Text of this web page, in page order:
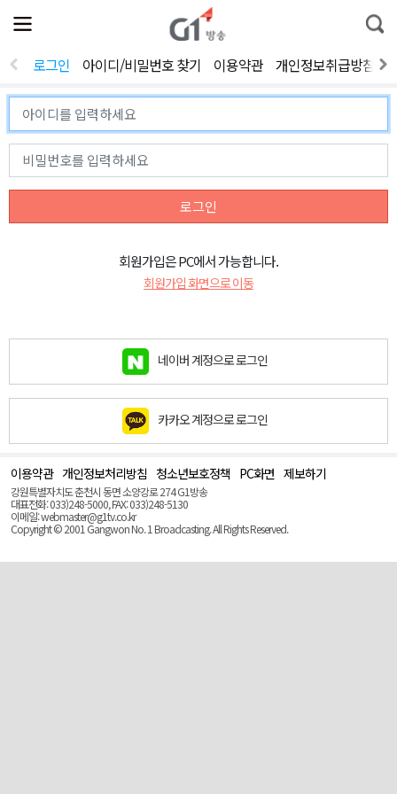
전
체
뉴
열
통
합
색
로그인 아이디/비밀번호 찾기 이용약관 개인정보취급방침
로그인
회원가입은 PC에서 가능합니다.
회원가입 화면으로 이동
네이버 계정으로 로그인
카카오 계정으로 로그인
이용약관 개인정보처리방침 청소년보호정책 PC화면 제보하기
강원특별자치도 춘천시 동면 소양강로 274 G1방송
대표전화: 033)248-5000, FAX: 033)248-5130
이메일: webmaster@g1tv.co.kr
Copyright © 2001 Gangwon No. 1 Broadcasting. All Rights Reserved.